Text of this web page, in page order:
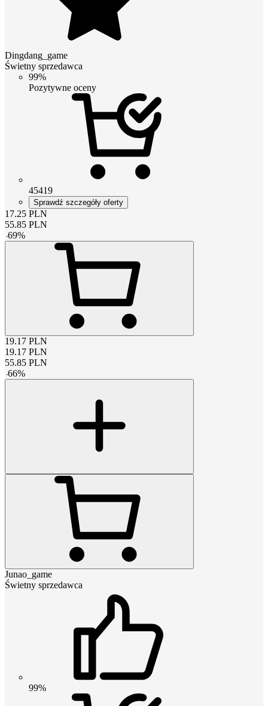
Dingdang_game
Świetny sprzedawca
99%
Pozytywne oceny
45419
Sprawdź szczegóły oferty
17.25 PLN
55.85 PLN
-69%
19.17 PLN
19.17 PLN
55.85 PLN
-66%
Junao_game
Świetny sprzedawca
99%